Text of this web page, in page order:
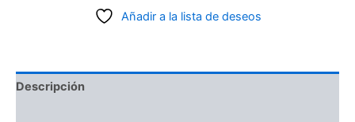
Añadir a la lista de deseos
Descripción